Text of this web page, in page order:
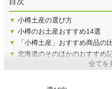
▼ 小樽土産の選び方
▼ 小樽のお土産おすすめ14選
▼
「小樽土産」おすすめ商品の
▼ 北海道のそのほかのおすすめ
全てを